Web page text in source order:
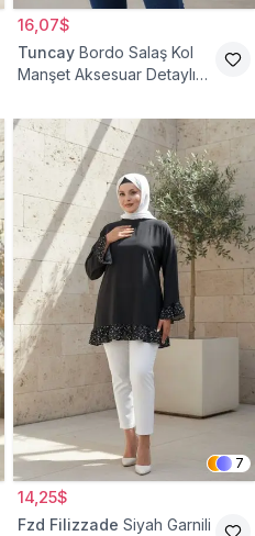
16,07$
Tuncay Bordo Salaş Kol
Manşet Aksesuar Detaylı
7
14,25$
Fzd Filizzade Siyah Garnili